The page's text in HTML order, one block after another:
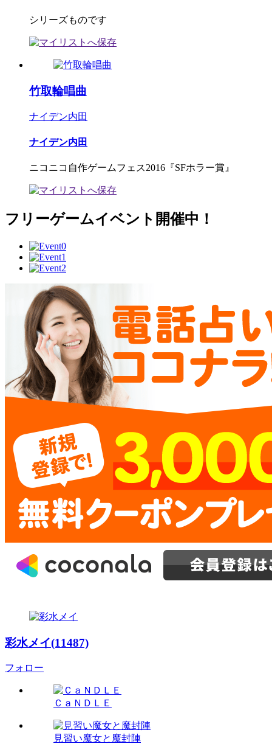
シリーズものです
竹取輪唱曲
ナイデン内田
ナイデン内田
ニコニコ自作ゲームフェス2016『SFホラー賞』
フリーゲームイベント開催中！
彩水メイ(11487)
フォロー
ＣａＮＤＬＥ
見習い魔女と魔封陣